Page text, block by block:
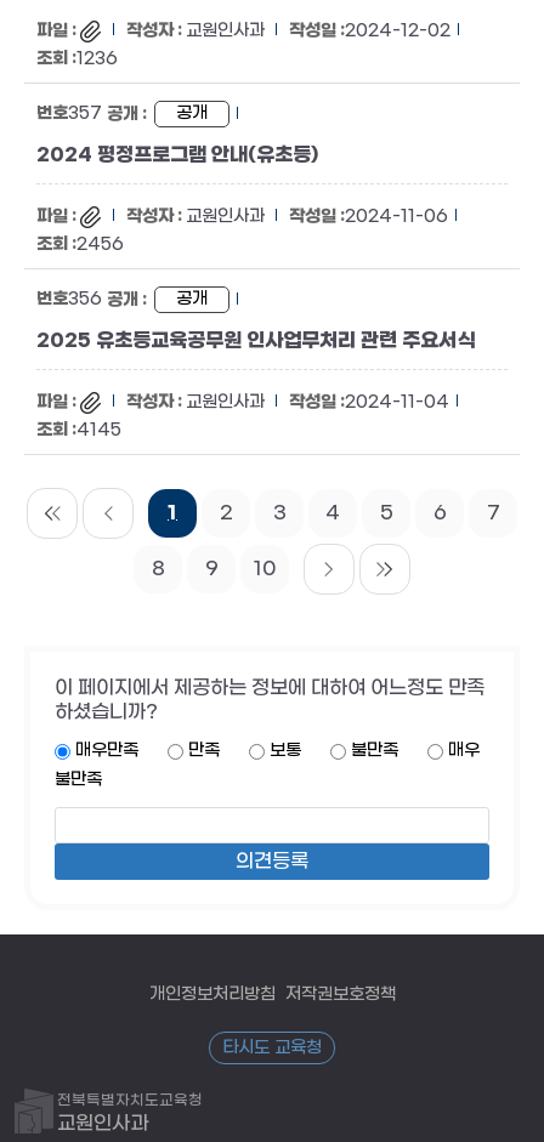
교원인사과
2024-12-02
1236
357 공개
2024 평정프로그램 안내(유초등)
교원인사과
2024-11-06
2456
356 공개
2025 유초등교육공무원 인사업무처리 관련 주요서식
교원인사과
2024-11-04
4145
1 2 3 4 5 6 7
8 9 10
이 페이지에서 제공하는 정보에 대하여 어느정도 만족
하셨습니까?
매우만족 만족 보통 불만족
매우
불만족
개인정보처리방침 저작권보호정책
타시도 교육청
전북특별자치도교육청
교원인사과